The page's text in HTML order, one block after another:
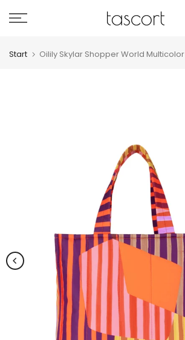
Zum
springen
Start Oilily Skylar Shopper World Multicolor